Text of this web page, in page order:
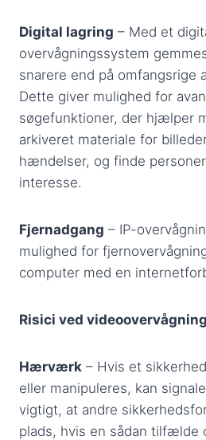
Digital lagring – Med et
overvågningssystem
snarere end på omfangsrige
Dette giver mulighed for
søgefunktioner, der hjælper
arkiveret materiale for
hændelser, og finde
interesse.
Fjernadgang – IP-
mulighed for
computer med en
Risici ved
Hærværk – Hvis et
eller manipuleres, kan
vigtigt, at andre
plads, hvis en sådan tilfælde